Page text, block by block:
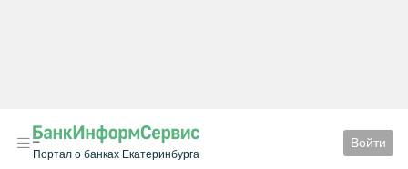
Портал о банках Екатеринбурга
Войти